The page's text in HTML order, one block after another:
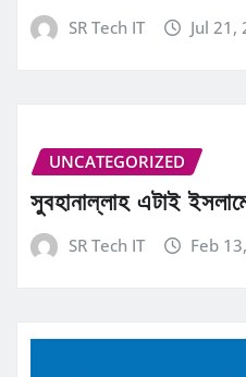
SR Tech IT Jul 21,
UNCATEGORIZED
সুবহানাল্লাহ এটাই
SR Tech IT Feb